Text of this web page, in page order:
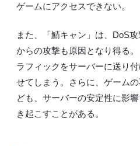
ゲームにアクセスできない。
また、「鯖キャン」は、DoS
からの攻撃も原因となり得る
ラフィックをサーバーに送り
せてしまう。さらに、ゲーム
ども、サーバーの安定性に影
き起こすことがある。